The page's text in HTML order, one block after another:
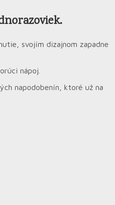
svojím dizajnom zapadne
nápoj.
napodobenín, ktoré už na